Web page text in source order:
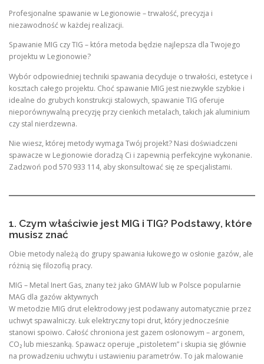
Profesjonalne spawanie w Legionowie – trwałość, precyzja i
niezawodność w każdej realizacji.
Spawanie MIG czy TIG – która metoda będzie najlepsza dla Twojego
projektu w Legionowie?
Wybór odpowiedniej techniki spawania decyduje o trwałości, estetyce i
kosztach całego projektu. Choć spawanie MIG jest niezwykle szybkie i
idealne do grubych konstrukcji stalowych, spawanie TIG oferuje
nieporównywalną precyzję przy cienkich metalach, takich jak aluminium
czy stal nierdzewna.
Nie wiesz, której metody wymaga Twój projekt? Nasi doświadczeni
spawacze w Legionowie doradzą Ci i zapewnią perfekcyjne wykonanie.
Zadzwoń pod 570 933 114, aby skonsultować się ze specjalistami.
1. Czym właściwie jest MIG i TIG? Podstawy, które
musisz znać
Obie metody należą do grupy spawania łukowego w osłonie gazów, ale
różnią się filozofią pracy.
MIG – Metal Inert Gas, znany też jako GMAW lub w Polsce popularnie
MAG dla gazów aktywnych
W metodzie MIG drut elektrodowy jest podawany automatycznie przez
uchwyt spawalniczy. Łuk elektryczny topi drut, który jednocześnie
stanowi spoiwo. Całość chroniona jest gazem osłonowym – argonem,
CO₂ lub mieszanką. Spawacz operuje „pistoletem” i skupia się głównie
na prowadzeniu uchwytu i ustawieniu parametrów. To jak malowanie